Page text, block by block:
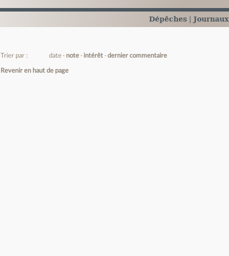
Dépêches Journaux
Trier par : date note intérêt dernier commentaire
Revenir en haut de page